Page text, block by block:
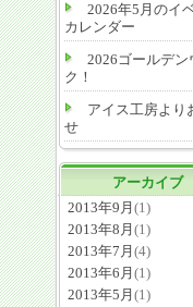
2026年5月のイ
カレンダー
2026ゴールデン
ク！
アイス工房より
せ
アーカイブ
2013年9月 (1)
2013年8月 (1)
2013年7月 (4)
2013年6月 (1)
2013年5月 (1)